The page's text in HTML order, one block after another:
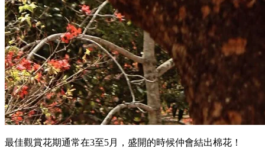
最佳觀賞花期通常在3至5月，盛開的時候仲會結出棉花！